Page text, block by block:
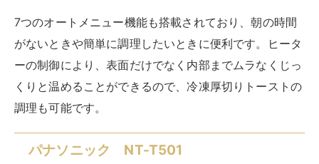
7つのオートメニュー機能も搭載されており、朝の時間
がないときや簡単に調理したいときに便利です。ヒータ
ーの制御により、表面だけでなく内部までムラなくじっ
くりと温めることができるので、冷凍厚切りトーストの
調理も可能です。
パナソニック NT-T501